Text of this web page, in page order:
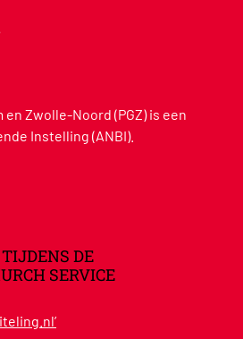
Zwolle-Noord (PGZ) is een
Instelling (ANBI).
DE
SERVICE